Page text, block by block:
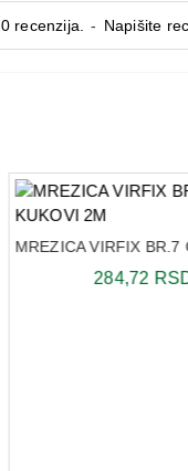
recenzija. - Napišite
284,72